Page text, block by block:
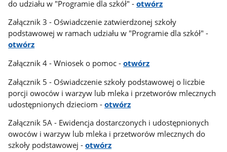
do udziału w "Programie dla szkół" -otwórz
Załącznik 3 - Oświadczenie zatwierdzonej szkoły
podstawowej w ramach udziału w "Programie dla szkół" -
otwórz
Załącznik 4 - Wniosek o pomoc -otwórz
Załącznik 5 - Oświadczenie szkoły podstawowej o liczbie
porcji owoców i warzyw lub mleka i przetworów mlecznych
udostępnionych dzieciom -otwórz
Załącznik 5A - Ewidencja dostarczonych i udostępnionych
owoców i warzyw lub mleka i przetworów mlecznych do
szkoły podstawowej -otwórz